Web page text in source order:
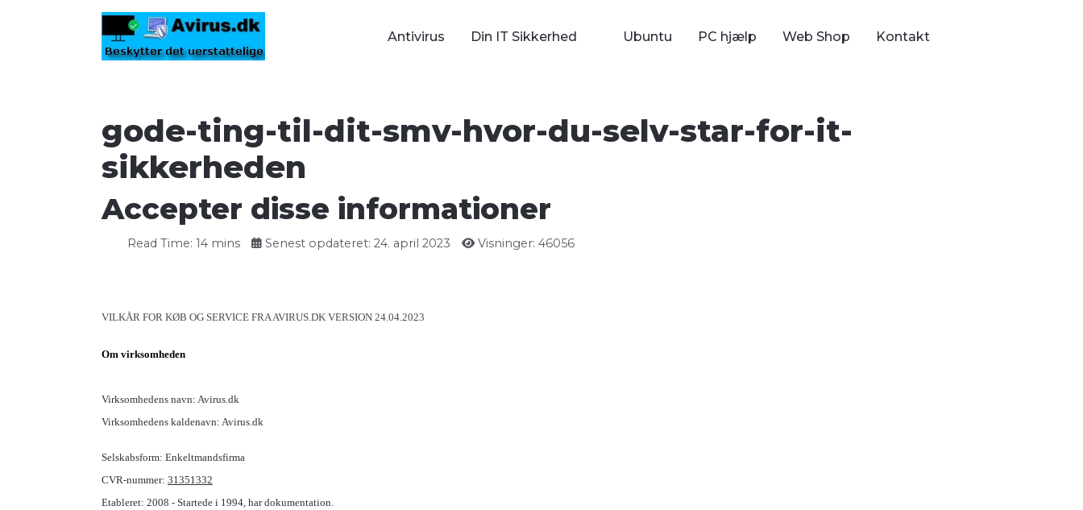
Antivirus Din IT Sikkerhed Ubuntu PC hjælp Web Shop Kontakt
gode-ting-til-dit-smv-hvor-du-selv-star-for-it-
sikkerheden
Accepter disse informationer
Read Time: 14 mins Senest opdateret: 24. april 2023 Visninger: 46056
VILKÅR FOR KØB OG SERVICE FRA AVIRUS.DK VERSION 24.04.2023
Om virksomheden
Virksomhedens navn: Avirus.dk
Virksomhedens kaldenavn: Avirus.dk
Selskabsform: Enkeltmandsfirma
CVR-nummer: 31351332
Etableret: 2008 - Startede i 1994, har dokumentation.